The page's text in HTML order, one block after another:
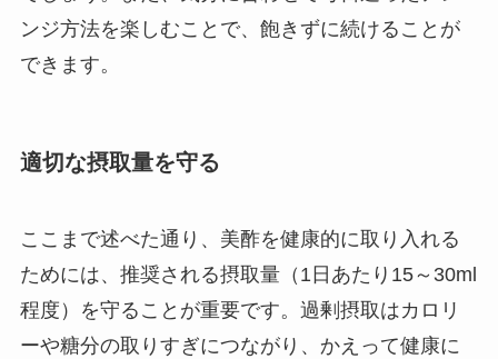
ンジ方法を楽しむことで、飽きずに続けることが
できます。
適切な摂取量を守る
ここまで述べた通り、美酢を健康的に取り入れる
ためには、推奨される摂取量（1日あたり15～30ml
程度）を守ることが重要です。過剰摂取はカロリ
ーや糖分の取りすぎにつながり、かえって健康に